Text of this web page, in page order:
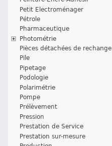
Petit Electroménager
Pétrole
Pharmaceutique
Photométrie
Pièces détachées de rechange
Pile
Pipetage
Podologie
Polarimétrie
Pompe
Prélèvement
Pression
Prestation de Service
Prestation sur-mesure